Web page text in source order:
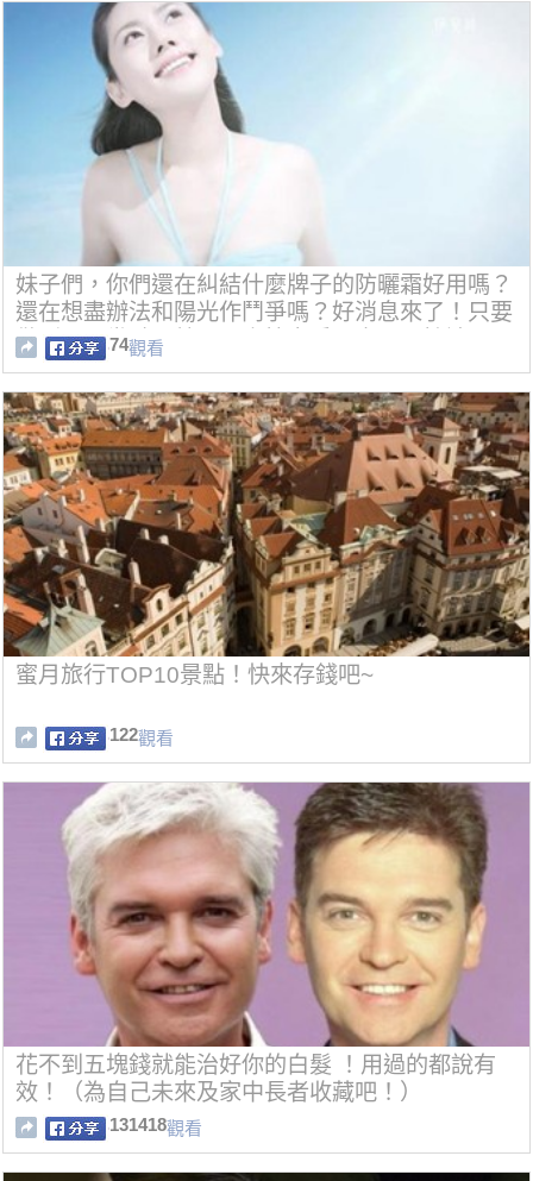
妹子們，你們還在糾結什麼牌子的防曬霜好用嗎？
還在想盡辦法和陽光作鬥爭嗎？好消息來了！只要
做到以下幾點，就可以盡情享受陽光而不怕被曬黑
了
74觀看
蜜月旅行TOP10景點！快來存錢吧~
122觀看
花不到五塊錢就能治好你的白髮 ！用過的都說有
效！（為自己未來及家中長者收藏吧！）
131418觀看